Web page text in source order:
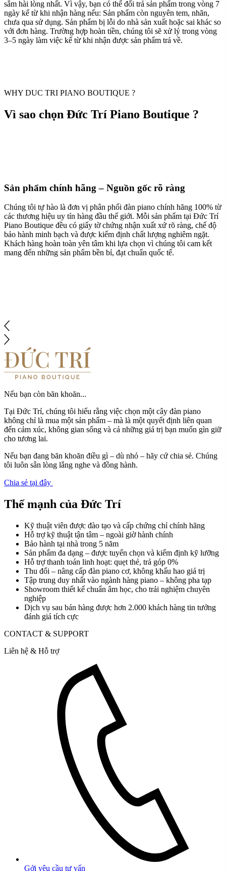
WHY DUC TRI PIANO BOUTIQUE ?
Vì sao chọn Đức Trí Piano Boutique ?
Trải nghiệm mua sắm đẳng cấp Boutique
Đức Trí Piano Boutique mang đến cho khách hàng một không gian
mua sắm sang trọng, ấm cúng và chuyên biệt. Showroom được thiết
Nếu bạn còn băn khoăn...
Tại Đức Trí, chúng tôi hiểu rằng việc chọn một cây đàn piano
không chỉ là mua một sản phẩm – mà là một quyết định liên quan
đến cảm xúc, không gian sống và cả những giá trị bạn muốn gìn giữ
cho tương lai.
Nếu bạn đang băn khoăn điều gì – dù nhỏ – hãy cứ chia sẻ. Chúng
tôi luôn sẵn lòng lắng nghe và đồng hành.
Chia sẻ tại đây
Thế mạnh của Đức Trí
Kỹ thuật viên được đào tạo và cấp chứng chỉ chính hãng
Hỗ trợ kỹ thuật tận tâm – ngoài giờ hành chính
Bảo hành tại nhà trong 5 năm
Sản phẩm đa dạng – được tuyển chọn và kiểm định kỹ lưỡng
Hỗ trợ thanh toán linh hoạt: quẹt thẻ, trả góp 0%
Thu đổi – nâng cấp đàn piano cơ, không khấu hao giá trị
Tập trung duy nhất vào ngành hàng piano – không pha tạp
Showroom thiết kế chuẩn âm học, cho trải nghiệm chuyên
nghiệp
Dịch vụ sau bán hàng được hơn 2.000 khách hàng tin tưởng
đánh giá tích cực
CONTACT & SUPPORT
Liên hệ & Hỗ trợ
Gởi yêu cầu tư vấn